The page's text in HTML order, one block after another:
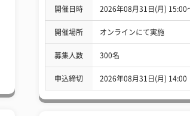
開催日時 2026年08月31日(月) 15:00
開催場所 オンラインにて実施
募集人数 300名
申込締切 2026年08月31日(月) 14:00